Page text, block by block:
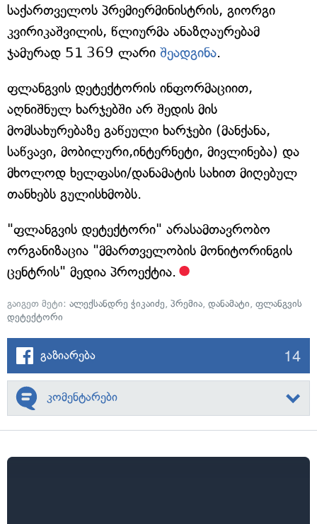
საქართველოს პრემიერმინისტრის, გიორგი
კვირიკაშვილის, წლიურმა ანაზღაურებამ
ჯამურად 51 369 ლარი შეადგინა.
ფლანგვის დეტექტორის ინფორმაციით,
აღნიშნულ ხარჯებში არ შედის მის
მომსახურებაზე გაწეული ხარჯები (მანქანა,
საწვავი, მობილური,ინტერნეტი, მივლინება) და
მხოლოდ ხელფასი/დანამატის სახით მიღებულ
თანხებს გულისხმობს.
"ფლანგვის დეტექტორი" არასამთავრობო
ორგანიზაცია "მმართველობის მონიტორინგის
ცენტრის" მედია პროექტია.
გაიგეთ მეტი: ალექსანდრე ჭიკაიძე, პრემია, დანამატი, ფლანგვის
დეტექტორი
გაზიარება 14
კომენტარები